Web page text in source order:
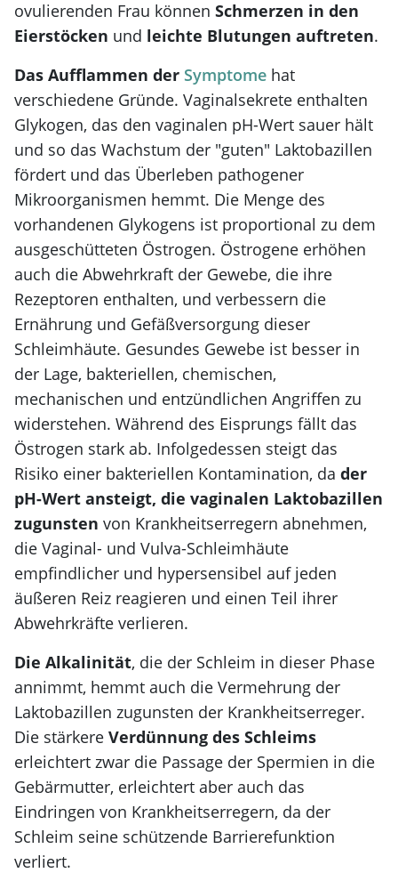
ovulierenden Frau können Schmerzen in den
Eierstöcken und leichte Blutungen auftreten.
Das Aufflammen der Symptome hat
verschiedene Gründe. Vaginalsekrete enthalten
Glykogen, das den vaginalen pH-Wert sauer hält
und so das Wachstum der "guten" Laktobazillen
fördert und das Überleben pathogener
Mikroorganismen hemmt. Die Menge des
vorhandenen Glykogens ist proportional zu dem
ausgeschütteten Östrogen. Östrogene erhöhen
auch die Abwehrkraft der Gewebe, die ihre
Rezeptoren enthalten, und verbessern die
Ernährung und Gefäßversorgung dieser
Schleimhäute. Gesundes Gewebe ist besser in
der Lage, bakteriellen, chemischen,
mechanischen und entzündlichen Angriffen zu
widerstehen. Während des Eisprungs fällt das
Östrogen stark ab. Infolgedessen steigt das
Risiko einer bakteriellen Kontamination, da der
pH-Wert ansteigt, die vaginalen Laktobazillen
zugunsten von Krankheitserregern abnehmen,
die Vaginal- und Vulva-Schleimhäute
empfindlicher und hypersensibel auf jeden
äußeren Reiz reagieren und einen Teil ihrer
Abwehrkräfte verlieren.
Die Alkalinität, die der Schleim in dieser Phase
annimmt, hemmt auch die Vermehrung der
Laktobazillen zugunsten der Krankheitserreger.
Die stärkere Verdünnung des Schleims
erleichtert zwar die Passage der Spermien in die
Gebärmutter, erleichtert aber auch das
Eindringen von Krankheitserregern, da der
Schleim seine schützende Barrierefunktion
verliert.